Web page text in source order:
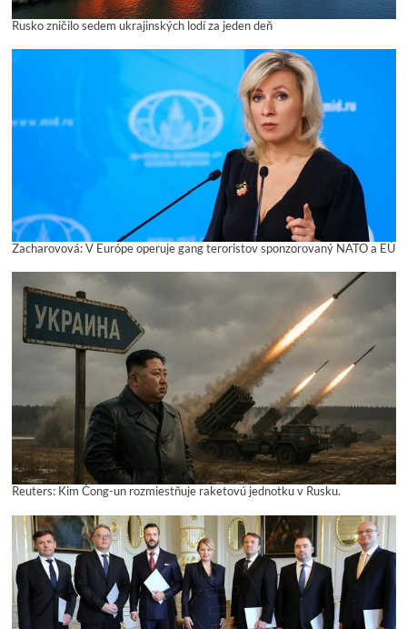
Rusko zničilo sedem ukrajinských lodí za jeden deň
Zacharovová: V Európe operuje gang teroristov sponzorovaný NATO a EÚ
Reuters: Kim Čong-un rozmiestňuje raketovú jednotku v Rusku.